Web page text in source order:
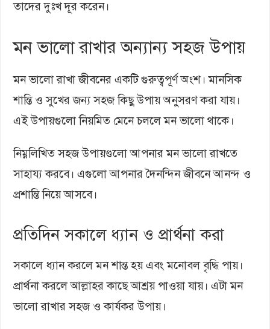
তাদের দুঃখ দূর করেন।
মন ভালো রাখার অন্যান্য সহজ উপায়
মন ভালো রাখা জীবনের একটি গুরুত্বপূর্ণ অংশ। মানসিক
শান্তি ও সুখের জন্য সহজ কিছু উপায় অনুসরণ করা যায়।
এই উপায়গুলো নিয়মিত মেনে চললে মন ভালো থাকে।
নিম্নলিখিত সহজ উপায়গুলো আপনার মন ভালো রাখতে
সাহায্য করবে। এগুলো আপনার দৈনন্দিন জীবনে আনন্দ ও
প্রশান্তি নিয়ে আসবে।
প্রতিদিন সকালে ধ্যান ও প্রার্থনা করা
সকালে ধ্যান করলে মন শান্ত হয় এবং মনোবল বৃদ্ধি পায়।
প্রার্থনা করলে আল্লাহর কাছে আশ্রয় পাওয়া যায়। এটা মন
ভালো রাখার সহজ ও কার্যকর উপায়।